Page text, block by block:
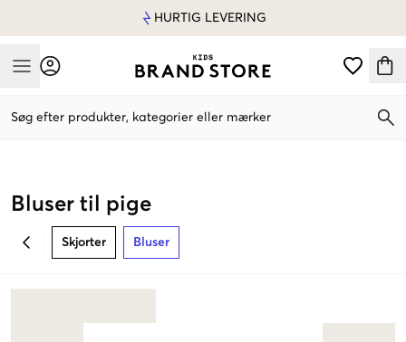
HURTIG LEVERING
Mobile Menu
Søg efter produkter, kategorier eller mærker
Bluser til pige
BACK Skjorter Bluser